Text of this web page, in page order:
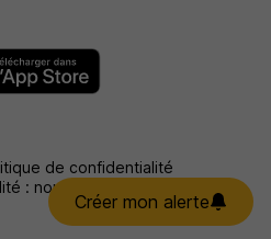
Créer mon alerte
de confidentialité
: non conforme